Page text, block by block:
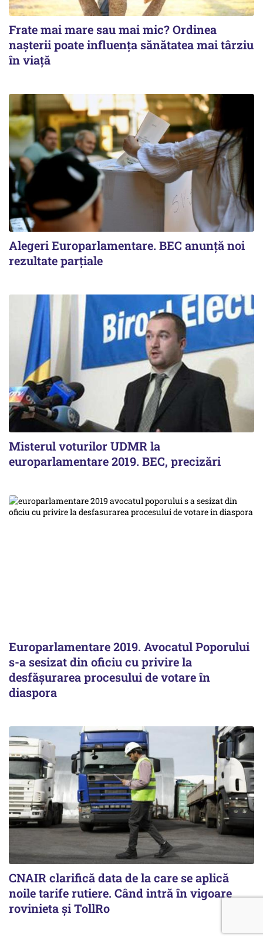
Frate mai mare sau mai mic? Ordinea
nașterii poate influența sănătatea mai târziu
în viață
Alegeri Europarlamentare. BEC anunţă noi
rezultate parţiale
Misterul voturilor UDMR la
europarlamentare 2019. BEC, precizări
Europarlamentare 2019. Avocatul Poporului
s-a sesizat din oficiu cu privire la
desfăşurarea procesului de votare în
diaspora
CNAIR clarifică data de la care se aplică
noile tarife rutiere. Când intră în vigoare
rovinieta și TollRo